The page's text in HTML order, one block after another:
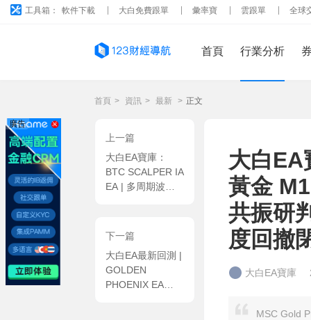
工具箱： 軟件下載 大白免費跟單 彙率寶 雲跟單 全球
首頁 行業分析
首頁 > 資訊 > 最新 > 正文
上一篇
大白EA寶庫：
BTC SCALPER IA
EA | 多周期波動
标風控全閉環
下一篇
大白EA最新回測 |
GOLDEN
PHOENIX EA
大白
黃金
共振研
度回撤
大白EA寶庫
MSC Gold
廣告